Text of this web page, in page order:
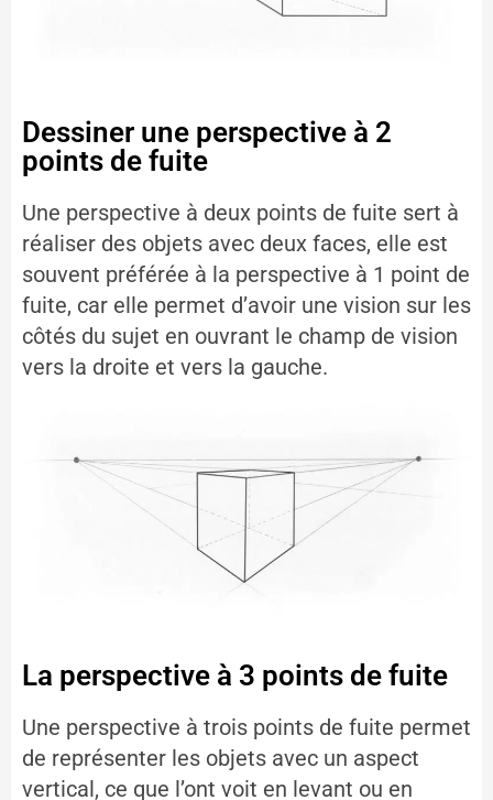
Dessiner une perspective à 2
points de fuite
Une perspective à deux points de fuite sert à
réaliser des objets avec deux faces, elle est
souvent préférée à la perspective à 1 point de
fuite, car elle permet d’avoir une vision sur les
côtés du sujet en ouvrant le champ de vision
vers la droite et vers la gauche.
La perspective à 3 points de fuite
Une perspective à trois points de fuite permet
de représenter les objets avec un aspect
vertical, ce que l’ont voit en levant ou en